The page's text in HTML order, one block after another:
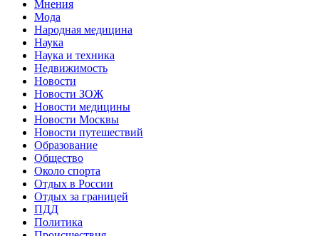
Мнения
Мода
Народная медицина
Наука
Наука и техника
Недвижимость
Новости
Новости ЗОЖ
Новости медицины
Новости Москвы
Новости путешествий
Образование
Общество
Около спорта
Отдых в России
Отдых за границей
ПДД
Политика